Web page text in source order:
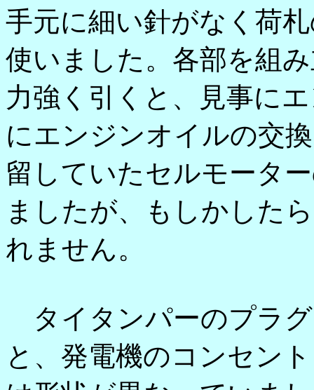
手元に細い針がなく荷
使いました。各部を組
力強く引くと、見事に
にエンジンオイルの交
留していたセルモータ
ましたが、もしかした
れません。
タイタンパーのプラグ
と、発電機のコンセント